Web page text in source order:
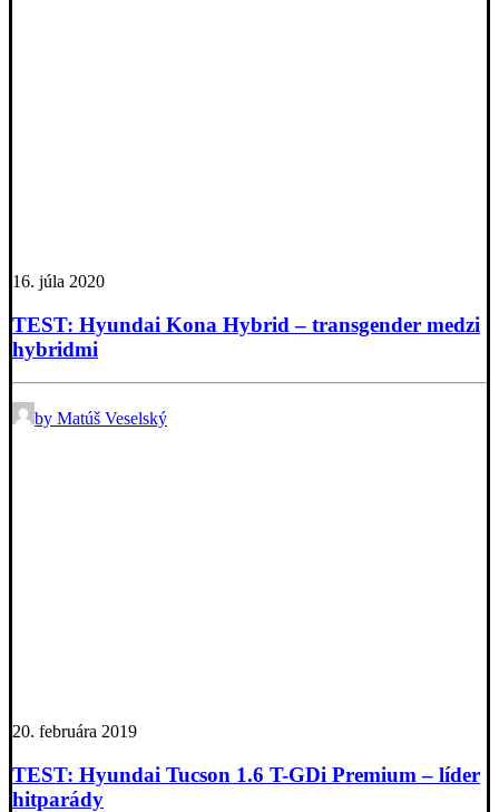
16. júla 2020
TEST: Hyundai Kona Hybrid – transgender medzi
hybridmi
by Matúš Veselský
20. februára 2019
TEST: Hyundai Tucson 1.6 T-GDi Premium – líder
hitparády